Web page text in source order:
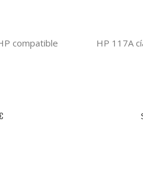
compatible
HP 117A